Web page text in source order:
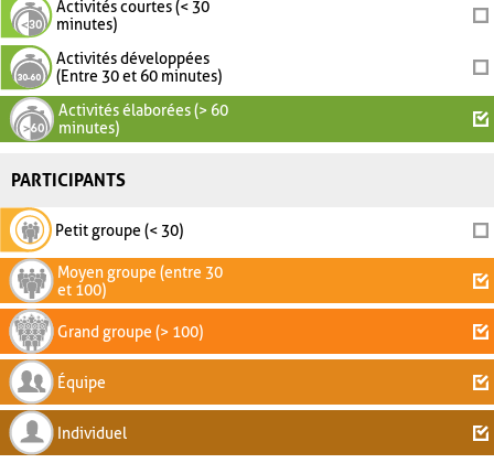
Activités courtes (< 30
minutes)
Activités développées
(Entre 30 et 60 minutes)
Activités élaborées (> 60
minutes)
PARTICIPANTS
Petit groupe (< 30)
Moyen groupe (entre 30
et 100)
Grand groupe (> 100)
Équipe
Individuel